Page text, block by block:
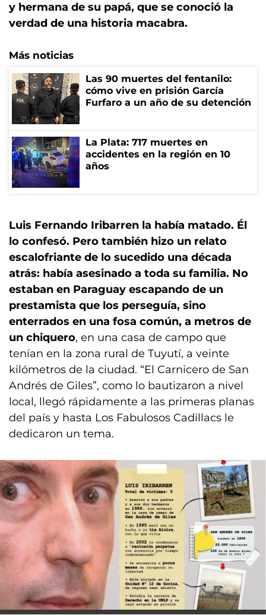
y hermana de su papá, que se conoció la
verdad de una historia macabra.
Más noticias
Las 90 muertes del fentanilo:
cómo vive en prisión García
Furfaro a un año de su detención
La Plata: 717 muertes en
accidentes en la región en 10
años
Luis Fernando Iribarren la había matado. Él
lo confesó. Pero también hizo un relato
escalofriante de lo sucedido una década
atrás: había asesinado a toda su familia. No
estaban en Paraguay escapando de un
prestamista que los perseguía, sino
enterrados en una fosa común, a metros de
un chiquero, en una casa de campo que
tenían en la zona rural de Tuyutí, a veinte
kilómetros de la ciudad. “El Carnicero de San
Andrés de Giles”, como lo bautizaron a nivel
local, llegó rápidamente a las primeras planas
del país y hasta Los Fabulosos Cadillacs le
dedicaron un tema.